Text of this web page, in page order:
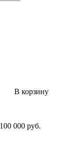
В корзину
000 руб.